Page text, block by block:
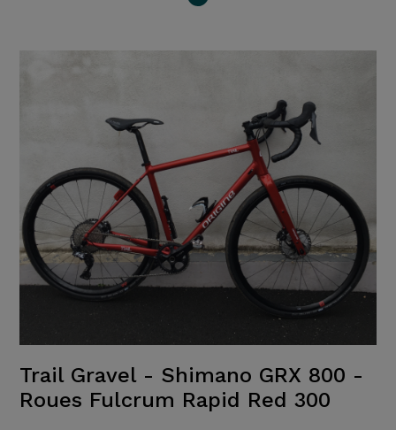
Trail Gravel - Shimano GRX 800 -
Roues Fulcrum Rapid Red 300